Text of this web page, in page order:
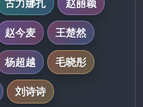
赵今麦
王楚然
杨超越
毛晓彤
刘诗诗